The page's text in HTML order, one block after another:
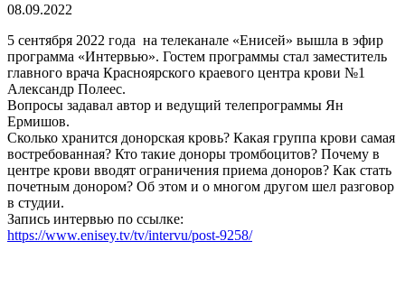
08.09.2022
5 сентября 2022 года на телеканале «Енисей» вышла в эфир
программа «Интервью». Гостем программы стал заместитель
главного врача Красноярского краевого центра крови №1
Александр Полеес.
Вопросы задавал автор и ведущий телепрограммы Ян
Ермишов.
Сколько хранится донорская кровь? Какая группа крови самая
востребованная? Кто такие доноры тромбоцитов? Почему в
центре крови вводят ограничения приема доноров? Как стать
почетным донором? Об этом и о многом другом шел разговор
в студии.
Запись интервью по ссылке:
https://www.enisey.tv/tv/intervu/post-9258/